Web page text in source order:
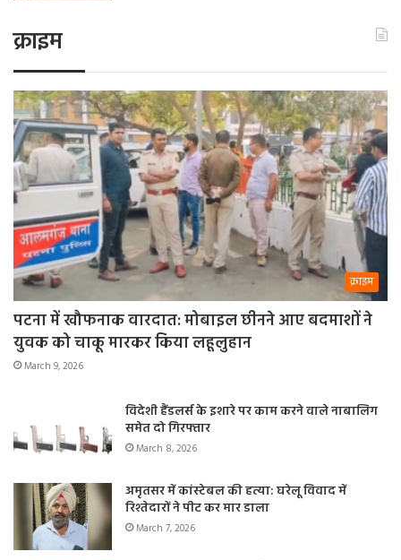
क्राइम
क्राइम
पटना में खौफनाक वारदात: मोबाइल छीनने आए बदमाशों ने
युवक को चाकू मारकर किया लहूलुहान
March 9, 2026
विदेशी हैंडलर्स के इशारे पर काम करने वाले नाबालिग
समेत दो गिरफ्तार
March 8, 2026
अमृतसर में कांस्टेबल की हत्या: घरेलू विवाद में
रिश्तेदारों ने पीट कर मार डाला
March 7, 2026